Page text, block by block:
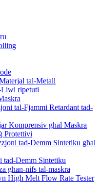
tal-Metall
Liwi ripetuti
tal-Fjammi Retardant tad-
Komprensiv għal Maskra
Protettivi
tad-Demm Sintetiku għal
tad-Demm Sintetiku
għan-nifs tal-maskra
High Melt Flow Rate Tester